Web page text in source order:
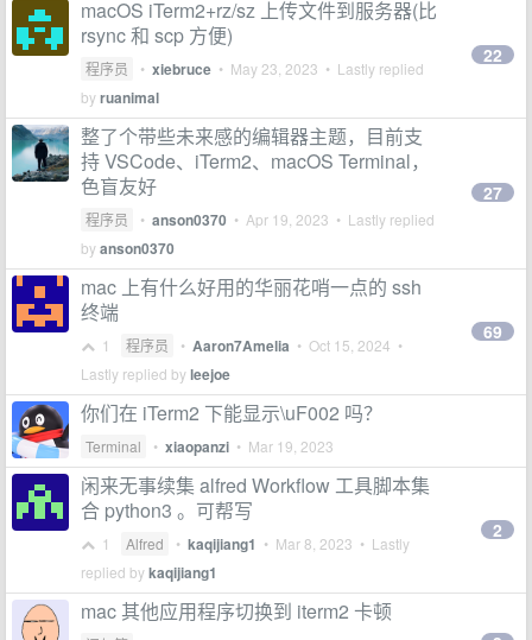
macOS iTerm2+rz/sz 上传文件到服务器(比
rsync 和 scp 方便)
程序员 • xiebruce • May 23, 2023 • Lastly replied
byruanimal
22
整了个带些未来感的编辑器主题，目前支
持 VSCode、iTerm2、macOS Terminal，
色盲友好
程序员 • anson0370 • Apr 19, 2023 • Lastly replied
byanson0370
27
mac 上有什么好用的华丽花哨一点的 ssh
终端
1 程序员 • Aaron7Amelia • Oct 15, 2024 •
Lastly replied byleejoe
69
你们在 iTerm2 下能显示\uF002 吗？
Terminal • xiaopanzi • Mar 19, 2023
闲来无事续集 alfred Workflow 工具脚本集
合 python3 。可帮写
1 Alfred • kaqijiang1 • Mar 8, 2023 • Lastly
replied bykaqijiang1
2
mac 其他应用程序切换到 iterm2 卡顿